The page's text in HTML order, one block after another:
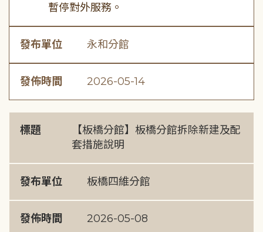
暫停對外服務。
發布單位 永和分館
發佈時間 2026-05-14
標題
【板橋分館】板橋分館拆除新建及配
套措施說明
發布單位 板橋四維分館
發佈時間 2026-05-08